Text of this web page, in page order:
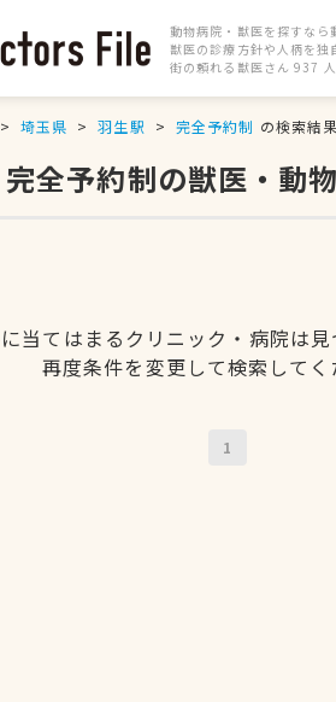
動物病院・獣医を探すなら
獣医の診療方針や人柄を独
街の頼れる獣医さん 937
埼玉県 羽生駅 完全予約制 の検索結果
全予約制の獣医・動
当てはまるクリニック・病院は見
再度条件を変更して検索してく
1